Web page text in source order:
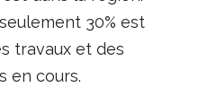
30% est
travaux et des
en cours.